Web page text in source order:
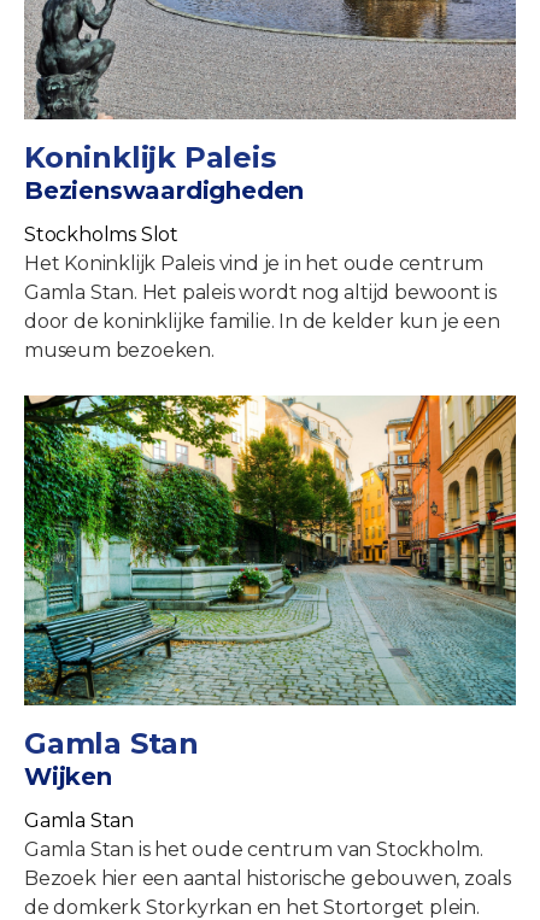
Koninklijk Paleis
Bezienswaardigheden
Stockholms Slot
Het Koninklijk Paleis vind je in het oude centrum
Gamla Stan. Het paleis wordt nog altijd bewoont is
door de koninklijke familie. In de kelder kun je een
museum bezoeken.
Gamla Stan
Wijken
Gamla Stan
Gamla Stan is het oude centrum van Stockholm.
Bezoek hier een aantal historische gebouwen, zoals
de domkerk Storkyrkan en het Stortorget plein.